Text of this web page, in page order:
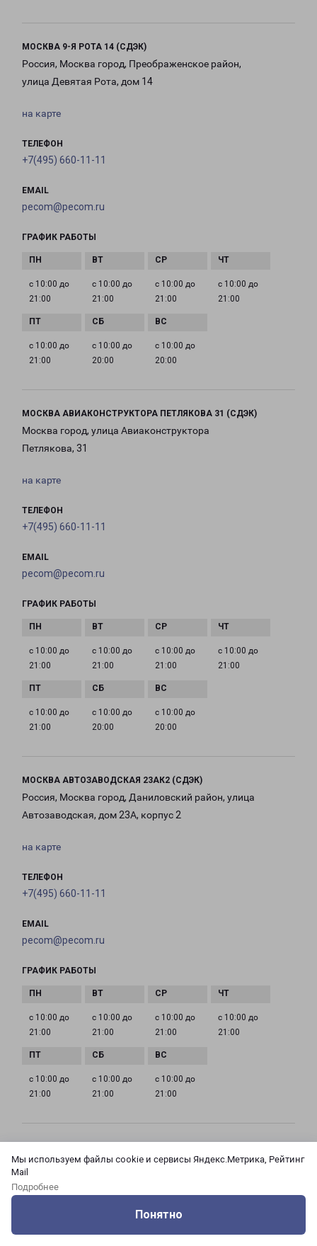
Мы используем файлы cookie и сервисы Яндекс.Метрика, Рейтинг
Mail
Подробнее
Понятно
МОСКВА 9-Я РОТА 14 (СДЭК)
Россия, Москва город, Преображенское район,
улица Девятая Рота, дом 14
на карте
ТЕЛЕФОН
+7(495) 660-11-11
EMAIL
pecom@pecom.ru
ГРАФИК РАБОТЫ
с 10:00 до
21:00
с 10:00 до
21:00
с 10:00 до
21:00
с 10:00 до
21:00
с 10:00 до
21:00
с 10:00 до
20:00
с 10:00 до
20:00
МОСКВА АВИАКОНСТРУКТОРА ПЕТЛЯКОВА 31 (СДЭК)
Москва город, улица Авиаконструктора
Петлякова, 31
на карте
ТЕЛЕФОН
+7(495) 660-11-11
EMAIL
pecom@pecom.ru
ГРАФИК РАБОТЫ
с 10:00 до
21:00
с 10:00 до
21:00
с 10:00 до
21:00
с 10:00 до
21:00
с 10:00 до
21:00
с 10:00 до
20:00
с 10:00 до
20:00
МОСКВА АВТОЗАВОДСКАЯ 23АК2 (СДЭК)
Россия, Москва город, Даниловский район, улица
Автозаводская, дом 23А, корпус 2
на карте
ТЕЛЕФОН
+7(495) 660-11-11
EMAIL
pecom@pecom.ru
ГРАФИК РАБОТЫ
с 10:00 до
21:00
с 10:00 до
21:00
с 10:00 до
21:00
с 10:00 до
21:00
с 10:00 до
21:00
с 10:00 до
21:00
с 10:00 до
21:00
Россия, Москва город, Зюзино район, улица
Азовская, дом 24, корпус 3